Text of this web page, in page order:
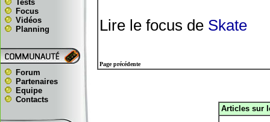
Tests
Focus
Vidéos
Planning
Forum
Partenaires
Equipe
Contacts
Lire le focus de Skate
Page précédente
Articles sur